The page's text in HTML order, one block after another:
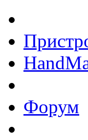
Форум